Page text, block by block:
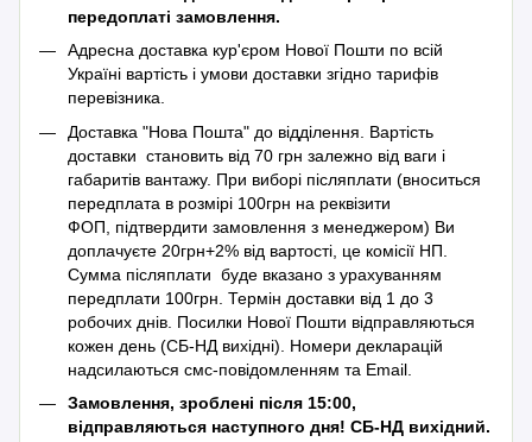
передоплаті замовлення.
Адресна доставка кур'єром Нової Пошти по всій
Україні вартість і умови доставки згідно тарифів
перевізника.
Доставка "Нова Пошта" до відділення. Вартість
доставки становить від 70 грн залежно від ваги і
габаритів вантажу. При виборі післяплати (вноситься
передплата в розмірі 100грн на реквізити
ФОП, підтвердити замовлення з менеджером) Ви
доплачуєте 20грн+2% від вартості, це комісії НП.
Сумма післяплати буде вказано з урахуванням
передплати 100грн. Термін доставки від 1 до 3
робочих днів. Посилки Нової Пошти відправляються
кожен день (СБ-НД вихідні). Номери декларацій
надсилаються смс-повідомленням та Emаil.
Замовлення, зроблені після 15:00,
відправляються наступного дня! СБ-НД вихідний.